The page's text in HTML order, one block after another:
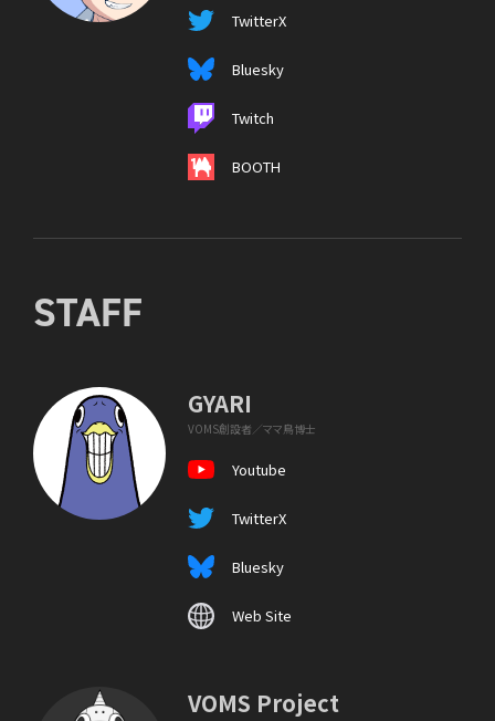
TwitterX
Bluesky
Twitch
BOOTH
STAFF
GYARI
VOMS創設者／ママ鳥博士
Youtube
TwitterX
Bluesky
Web Site
VOMS Project